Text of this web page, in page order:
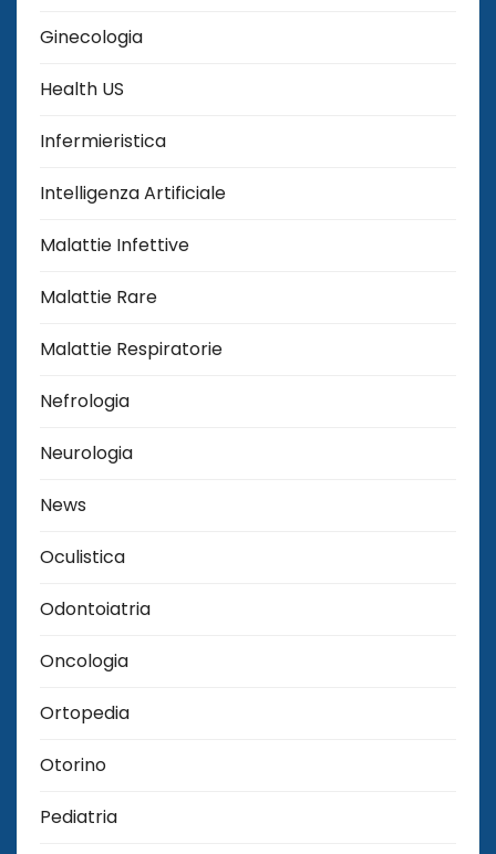
Ginecologia
Health US
Infermieristica
Intelligenza Artificiale
Malattie Infettive
Malattie Rare
Malattie Respiratorie
Nefrologia
Neurologia
News
Oculistica
Odontoiatria
Oncologia
Ortopedia
Otorino
Pediatria